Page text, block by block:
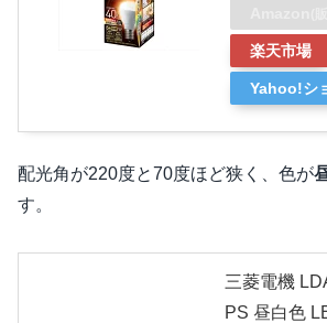
楽天市場
Yahoo!シ
配光角が220度と70度ほど狭く、色が
す。
三菱電機
PS 昼白色